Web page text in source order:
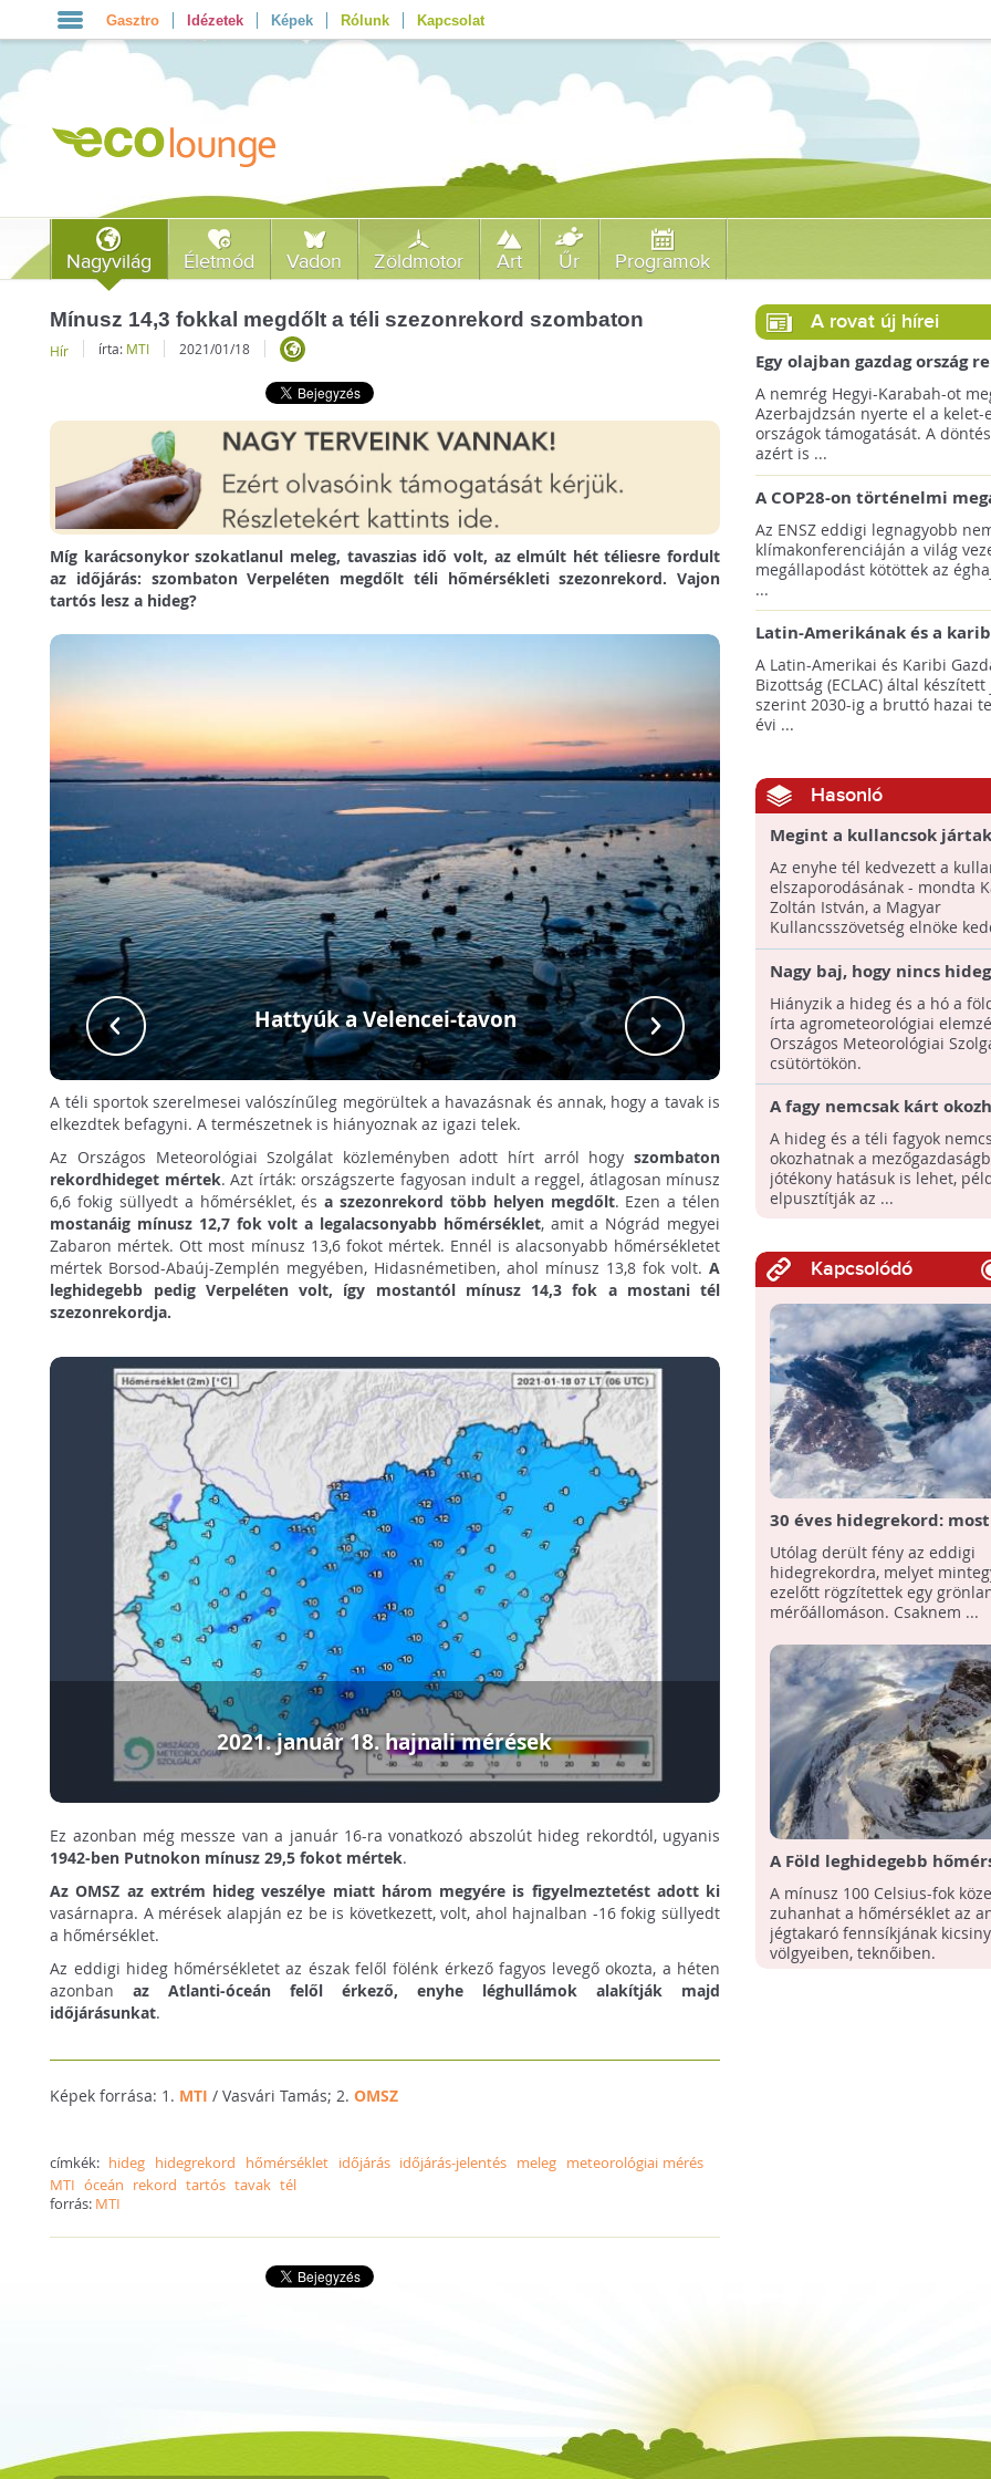
Gasztro Idézetek Képek Rólunk Kapcsolat
Nagyvilág Életmód Vadon Zöldmotor Art Űr Programok
Mínusz 14,3 fokkal megdőlt a téli szezonrekord szombaton
Hír írta: MTI 2021/01/18
Míg karácsonykor szokatlanul meleg, tavaszias idő volt, az elmúlt hét téliesre fordult
az időjárás: szombaton Verpeléten megdőlt téli hőmérsékleti szezonrekord. Vajon
tartós lesz a hideg?
Hattyúk a Velencei-tavon 2021.
A téli sportok szerelmesei valószínűleg megörültek a havazásnak és annak, hogy a tavak is
elkezdtek befagyni. A természetnek is hiányoznak az igazi telek.
Az Országos Meteorológiai Szolgálat közleményben adott hírt arról hogy szombaton
rekordhideget mértek. Azt írták: országszerte fagyosan indult a reggel, átlagosan mínusz
6,6 fokig süllyedt a hőmérséklet, ésa szezonrekord több helyen megdőlt. Ezen a télen
mostanáig mínusz 12,7 fok volt a legalacsonyabb hőmérséklet, amit a Nógrád megyei
Zabaron mértek. Ott most mínusz 13,6 fokot mértek. Ennél is alacsonyabb hőmérsékletet
mértek Borsod-Abaúj-Zemplén megyében, Hidasnémetiben, ahol mínusz 13,8 fok volt. A
leghidegebb pedig Verpeléten volt, így mostantól mínusz 14,3 fok a mostani tél
szezonrekordja.
2021. január 18. hajnali mérések
Ez azonban még messze van a január 16-ra vonatkozó abszolút hideg rekordtól, ugyanis
1942-ben Putnokon mínusz 29,5 fokot mértek.
Az OMSZ az extrém hideg veszélye miatt három megyére is figyelmeztetést adott ki
vasárnapra. A mérések alapján ez be is következett, volt, ahol hajnalban -16 fokig süllyedt
a hőmérséklet.
Az eddigi hideg hőmérsékletet az észak felől fölénk érkező fagyos levegő okozta, a héten
azonbanaz Atlanti-óceán felől érkező, enyhe léghullámok alakítják majd
időjárásunkat.
Képek forrása: 1. MTI / Vasvári Tamás; 2.OMSZ
címkék: hideg hidegrekord hőmérséklet időjárás időjárás-jelentés meleg meteorológiai mérés
MTI óceán rekord tartós tavak tél
forrás: MTI
A rovat új hírei
Egy olajban gazdag ország
jövőre a COP29 klímacsúcsot
A nemrég Hegyi-Karabah-ot
Azerbajdzsán nyerte el a kelet-
országok támogatását. A
azért is ...
A COP28-on történelmi
született! - Összefoglaló az
klímacsúcsáról
Az ENSZ eddigi legnagyobb
klímakonferenciáján a világ
megállapodást kötöttek az
...
Latin-Amerikának és a
térségnek növelniük kell
az éghajlatvédelmi célok
A Latin-Amerikai és Karibi
Bizottság (ECLAC) által
szerint 2030-ig a bruttó hazai
évi ...
Hasonló
Megint a kullancsok
enyhe téllel
Az enyhe tél kedvezett a
elszaporodásának - mondta
Zoltán István, a Magyar
Kullancsszövetség elnöke
Nagy baj, hogy nincs
földeken!
Hiányzik a hideg és a hó a
írta agrometeorológiai
Országos Meteorológiai
csütörtökön.
A fagy nemcsak kárt
mezőgazdaságban, a
jótékony hatása is lehet
A hideg és a téli fagyok
okozhatnak a
jótékony hatásuk is lehet,
elpusztítják az ...
Kapcsolódó
30 éves hidegrekord:
ki, mikor mérték a
az északi-féltekén
Utólag derült fény az eddigi
hidegrekordra, melyet
ezelőtt rögzítettek egy
mérőállomáson. Csaknem ...
A Föld leghidegebb
mérték a kelet-antarktiszi
fennsíkon
A mínusz 100 Celsius-fok
zuhanhat a hőmérséklet az
jégtakaró fennsíkjának kicsiny
völgyeiben, teknőiben.